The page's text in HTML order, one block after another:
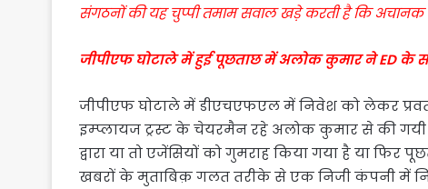
संगठनों की यह चुप्पी तमाम सवाल खड़े करती है कि अचानक
जीपीएफ घोटाले में हुई पूछताछ में अलोक कुमार ने ED के
जीपीएफ घोटाले में डीएचएफएल में निवेश को लेकर
इम्प्लायज ट्रस्ट के चेयरमैन रहे अलोक कुमार से की
द्वारा या तो एजेंसियों को गुमराह किया गया है या फिर
खबरों के मुताबिक़ गलत तरीके से एक निजी कंपनी में